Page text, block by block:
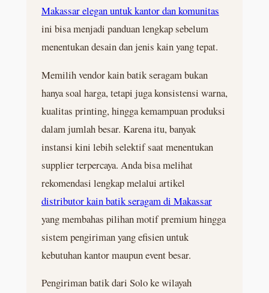
Makassar elegan untuk kantor dan komunitas
ini bisa menjadi panduan lengkap sebelum
menentukan desain dan jenis kain yang tepat.
Memilih vendor kain batik seragam bukan
hanya soal harga, tetapi juga konsistensi warna,
kualitas printing, hingga kemampuan produksi
dalam jumlah besar. Karena itu, banyak
instansi kini lebih selektif saat menentukan
supplier terpercaya. Anda bisa melihat
rekomendasi lengkap melalui artikel
distributor kain batik seragam di Makassar
yang membahas pilihan motif premium hingga
sistem pengiriman yang efisien untuk
kebutuhan kantor maupun event besar.
Pengiriman batik dari Solo ke wilayah